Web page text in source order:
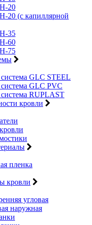
20
20 (с капиллярной
35
60
75
GLC STEEL
GLC PVC
RUPLAST
кровли
пленка
кровли
угловая
наружная